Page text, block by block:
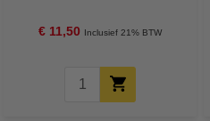
€ 11,50 Inclusief 21% BTW